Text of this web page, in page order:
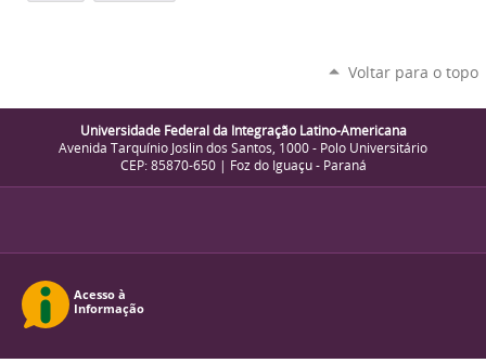
Voltar para o topo
Universidade Federal da Integração Latino-Americana
Avenida Tarquínio Joslin dos Santos, 1000 - Polo Universitário
CEP: 85870-650 | Foz do Iguaçu - Paraná